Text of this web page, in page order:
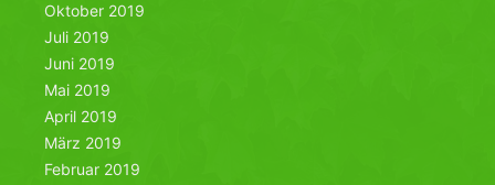
Oktober 2019
Juli 2019
Juni 2019
Mai 2019
April 2019
März 2019
Februar 2019